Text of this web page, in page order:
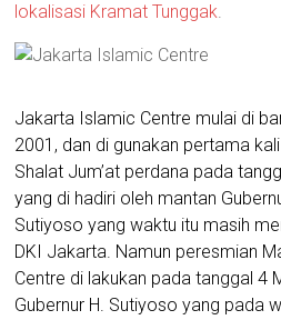
lokalisasi Kramat Tunggak.
Jakarta Islamic Centre mulai di
2001, dan di gunakan pertama
Shalat Jum’at perdana pada
yang di hadiri oleh mantan
Sutiyoso yang waktu itu masih
DKI Jakarta. Namun peresmian
Centre di lakukan pada tanggal 4
Gubernur H. Sutiyoso yang pada